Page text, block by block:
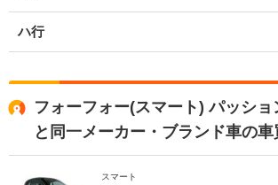
ハ行
フォーフォー(スマート) パッショ
と同一メーカー・ブランド車の
スマート